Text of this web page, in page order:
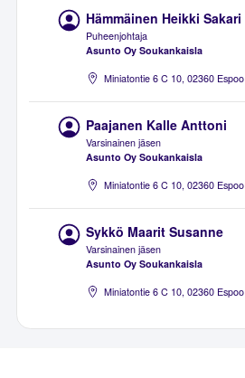
Hämmäinen Heikki Sakari
Puheenjohtaja
Asunto Oy Soukankaisla
Miniatontie 6 C 10, 02360 Espoo
Paajanen Kalle Anttoni
Varsinainen jäsen
Asunto Oy Soukankaisla
Miniatontie 6 C 10, 02360 Espoo
Sykkö Maarit Susanne
Varsinainen jäsen
Asunto Oy Soukankaisla
Miniatontie 6 C 10, 02360 Espoo